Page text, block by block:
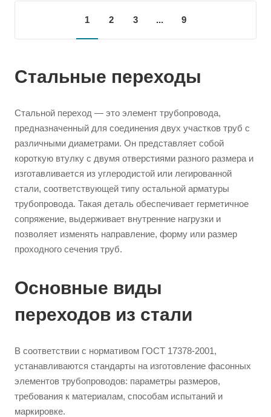
1 2 3 ... 9
Стальные переходы
Стальной переход — это элемент трубопровода,
предназначенный для соединения двух участков труб с
различными диаметрами. Он представляет собой
короткую втулку с двумя отверстиями разного размера и
изготавливается из углеродистой или легированной
стали, соответствующей типу остальной арматуры
трубопровода. Такая деталь обеспечивает герметичное
сопряжение, выдерживает внутренние нагрузки и
позволяет изменять направление, форму или размер
проходного сечения труб.
Основные виды
переходов из стали
В соответствии с нормативом ГОСТ 17378-2001,
устанавливаются стандарты на изготовление фасонных
элементов трубопроводов: параметры размеров,
требования к материалам, способам испытаний и
маркировке.